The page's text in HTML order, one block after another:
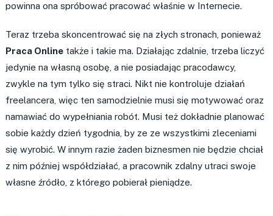
powinna ona spróbować pracować właśnie w Internecie.
Teraz trzeba skoncentrować się na złych stronach, ponieważ
Praca Onlinetakże i takie ma. Działając zdalnie, trzeba liczyć
jedynie na własną osobę, a nie posiadając pracodawcy,
zwykle na tym tylko się straci. Nikt nie kontroluje działań
freelancera, więc ten samodzielnie musi się motywować oraz
namawiać do wypełniania robót. Musi też dokładnie planować
sobie każdy dzień tygodnia, by ze ze wszystkimi zleceniami
się wyrobić. W innym razie żaden biznesmen nie będzie chciał
z nim później współdziałać, a pracownik zdalny utraci swoje
własne źródło, z którego pobierał pieniądze.